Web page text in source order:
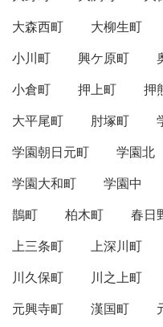
大森西町
大柳生町
小川町
興ケ原町
小倉町
押上町 押
大平尾町
肘塚町
学園朝日元町
学園北
学園大和町
学園中
鵲町
柏木町 春日
上三条町
上深川町
川久保町
川之上町
元興寺町
漢国町